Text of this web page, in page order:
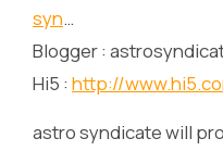
syn…
Blogger :
Hi5 : http://
astro syndicate will